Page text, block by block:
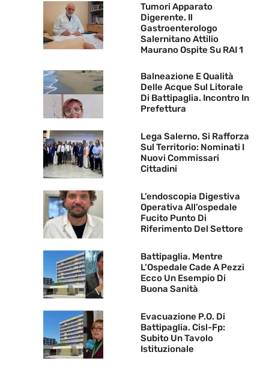
Tumori Apparato
Digerente. Il
Gastroenterologo
Salernitano Attilio
Maurano Ospite Su RAI 1
Balneazione E Qualità
Delle Acque Sul Litorale
Di Battipaglia. Incontro In
Prefettura
Lega Salerno, Si Rafforza
Sul Territorio: Nominati I
Nuovi Commissari
Cittadini
L’endoscopia Digestiva
Operativa All’ospedale
Fucito Punto Di
Riferimento Del Settore
Battipaglia. Mentre
L’Ospedale Cade A Pezzi
Ecco Un Esempio Di
Buona Sanità
Evacuazione P.O. Di
Battipaglia. Cisl-Fp:
Subito Un Tavolo
Istituzionale